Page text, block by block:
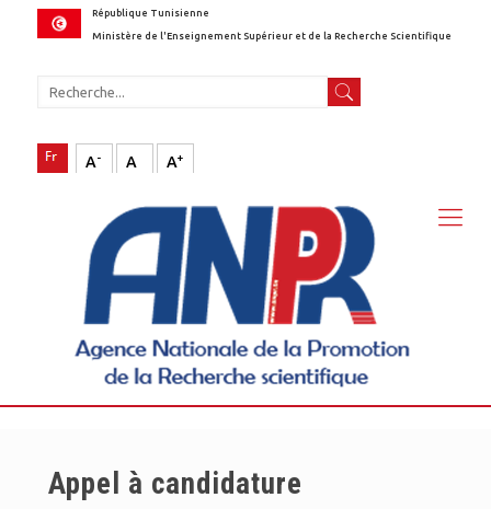
République Tunisienne
Ministère de l'Enseignement Supérieur et de la Recherche Scientifique
A- A A+
Appel à candidature